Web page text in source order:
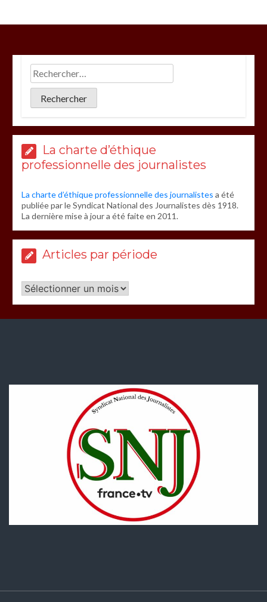
La charte d’éthique
professionnelle des journalistes
La charte d’éthique professionnelle des journalistes a été
publiée par le Syndicat National des Journalistes dès 1918.
La dernière mise à jour a été faite en 2011.
Articles par période
Articles
par
période